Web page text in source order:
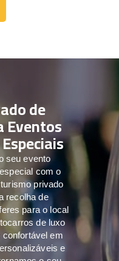
de
Eventos
seu evento
com o
privado
recolha de
para o local
de luxo
em
e